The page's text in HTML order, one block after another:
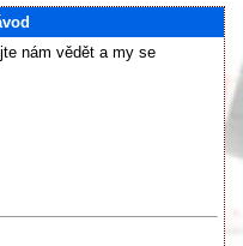
nám vědět a my se